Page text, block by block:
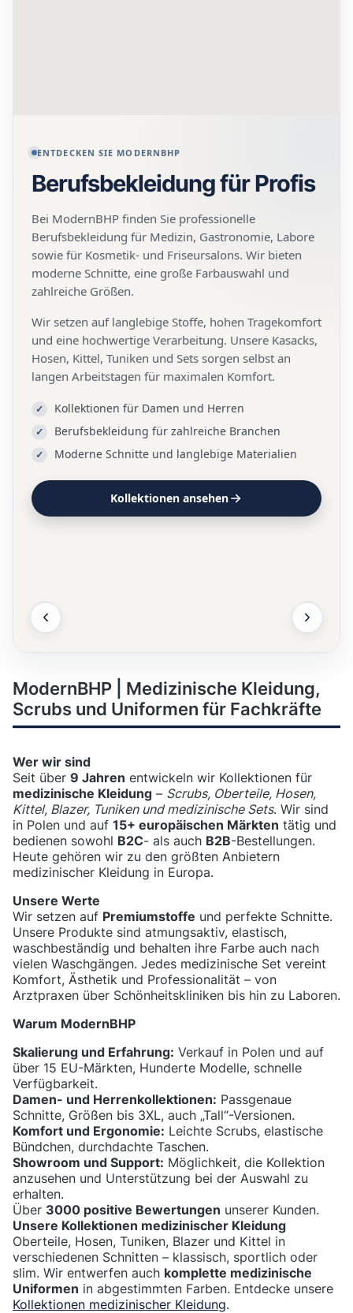
ENTDECKEN SIE MODERNBHP
Berufsbekleidung für Profis
Bei ModernBHP finden Sie professionelle
Berufsbekleidung für Medizin, Gastronomie, Labore
sowie für Kosmetik- und Friseursalons. Wir bieten
moderne Schnitte, eine große Farbauswahl und
zahlreiche Größen.
Wir setzen auf langlebige Stoffe, hohen Tragekomfort
und eine hochwertige Verarbeitung. Unsere Kasacks,
Hosen, Kittel, Tuniken und Sets sorgen selbst an
langen Arbeitstagen für maximalen Komfort.
Kollektionen für Damen und Herren
Berufsbekleidung für zahlreiche Branchen
Moderne Schnitte und langlebige Materialien
Kollektionen ansehen
ModernBHP | Medizinische Kleidung,
Scrubs und Uniformen für Fachkräfte
Wer wir sind
Seit über 9 Jahren entwickeln wir Kollektionen für
medizinische Kleidung – Scrubs, Oberteile, Hosen,
Kittel, Blazer, Tuniken und medizinische Sets. Wir sind
in Polen und auf 15+ europäischen Märkten tätig und
bedienen sowohl B2C- als auch B2B-Bestellungen.
Heute gehören wir zu den größten Anbietern
medizinischer Kleidung in Europa.
Unsere Werte
Wir setzen auf Premiumstoffe und perfekte Schnitte.
Unsere Produkte sind atmungsaktiv, elastisch,
waschbeständig und behalten ihre Farbe auch nach
vielen Waschgängen. Jedes medizinische Set vereint
Komfort, Ästhetik und Professionalität – von
Arztpraxen über Schönheitskliniken bis hin zu Laboren.
Warum ModernBHP
Skalierung und Erfahrung: Verkauf in Polen und auf
über 15 EU-Märkten, Hunderte Modelle, schnelle
Verfügbarkeit.
Damen- und Herrenkollektionen: Passgenaue
Schnitte, Größen bis 3XL, auch „Tall“-Versionen.
Komfort und Ergonomie: Leichte Scrubs, elastische
Bündchen, durchdachte Taschen.
Showroom und Support: Möglichkeit, die Kollektion
anzusehen und Unterstützung bei der Auswahl zu
erhalten.
Über 3000 positive Bewertungen unserer Kunden.
Unsere Kollektionen medizinischer Kleidung
Oberteile, Hosen, Tuniken, Blazer und Kittel in
verschiedenen Schnitten – klassisch, sportlich oder
slim. Wir entwerfen auch komplette medizinische
Uniformen in abgestimmten Farben. Entdecke unsere
Kollektionen medizinischer Kleidung.